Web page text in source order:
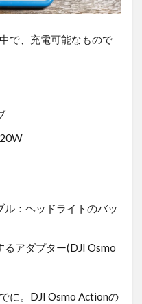
で、充電可能なもので
：ヘッドライトのバッ
るアダプター(DJI Osmo
に。DJI Osmo Actionの